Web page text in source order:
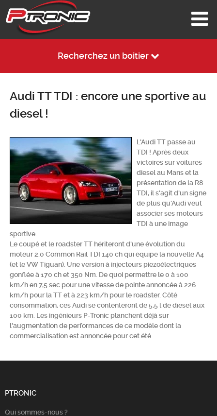
Recherchez un boitier
Audi TT TDI : encore une sportive au
diesel !
L'Audi TT passe au
TDI ! Après deux
victoires sur voitures
diesel au Mans et la
présentation de la R8
TDI, il s'agit d'un signe
de plus qu'Audi veut
associer ses moteurs
TDI à une image
sportive.
Le coupé et le roadster TT hériteront d'une évolution du
moteur 2.0 Common Rail TDI 140 ch qui équipe la nouvelle A4
(et le VW Tiguan). Une version à injecteurs piezoélectriques
gonflée à 170 ch et 350 Nm. De quoi permettre le 0 à 100
km/h en 7,5 sec pour une vitesse de pointe annoncée à 226
km/h pour la TT et à 223 km/h pour le roadster. Côté
consommation, ces Audi se contenteront de 5,5 l de diesel aux
100 km. Les ingénieurs P-Tronic planchent déjà sur
l'augmentation de performances de ce modèle dont la
commercialisation est annoncée pour cet été.
PTRONIC
Qui sommes-nous ?